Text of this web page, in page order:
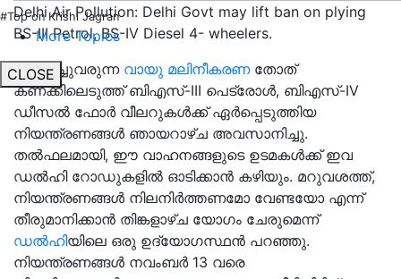
#Top on Krishi Jagran
More Topics
CLOSE
Delhi Air Pollution: Delhi Govt may lift ban on plying
BS-III Petrol, BS-IV Diesel 4- wheelers.
വർദ്ധിച്ചുവരുന്ന വായു മലിനീകരണതോത്
കണക്കിലെടുത്ത് ബിഎസ്-III പെട്രോൾ, ബിഎസ്-IV
ഡീസൽ ഫോർ വീലറുകൾക്ക് ഏർപ്പെടുത്തിയ
നിയന്ത്രണങ്ങൾ ഞായറാഴ്ച അവസാനിച്ചു.
തൽഫലമായി, ഈ വാഹനങ്ങളുടെ ഉടമകൾക്ക് ഇവ
ഡൽഹി റോഡുകളിൽ ഓടിക്കാൻ കഴിയും. മറുവശത്ത്,
നിയന്ത്രണങ്ങൾ നിലനിർത്തണമോ വേണ്ടയോ എന്ന്
തീരുമാനിക്കാൻ തിങ്കളാഴ്ച യോഗം ചേരുമെന്ന്
ഡൽഹിയിലെ ഒരു ഉദ്യോഗസ്ഥൻ പറഞ്ഞു.
നിയന്ത്രണങ്ങൾ നവംബർ 13 വരെ